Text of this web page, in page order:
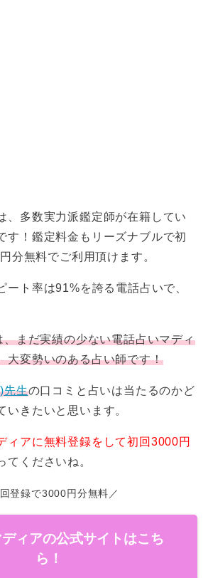
、多数実力派鑑定師が在籍してい
す！鑑定料金もリーズナブルで初
分無料でご利用頂けます。
ート率は91%を誇る電話占いで、
、まだ実績の少ない電話占いマディ
大変勢いのある占い師です！
先生の口コミと占いは当たるのかど
いきたいと思います。
ィアに無料登録をして初回3000円
てくださいね。
登録で3000円分無料／
ィアの公式サイトはこち
ら！